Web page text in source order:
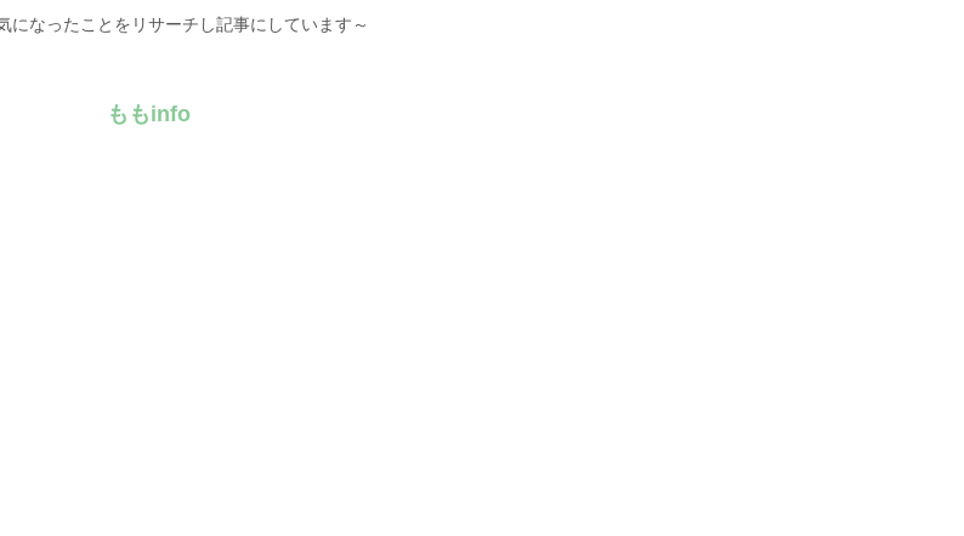
になったことをリサーチし記事にしています～
ももinfo